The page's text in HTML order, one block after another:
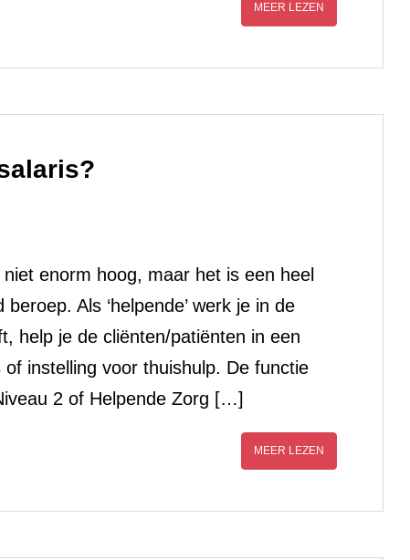
MEER LEZEN
enorm hoog, maar het is een heel
Als ‘helpende’ werk je in de
help je de cliënten/patiënten in een
instelling voor thuishulp. De functie
2 of Helpende Zorg […]
MEER LEZEN